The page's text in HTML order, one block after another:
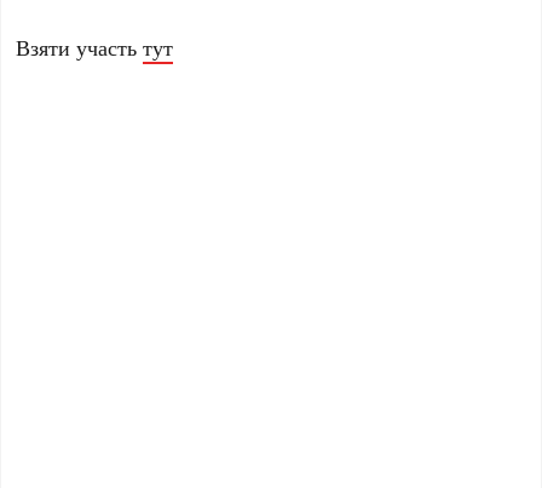
Взяти участьтут